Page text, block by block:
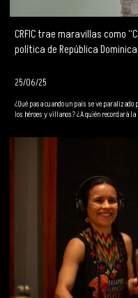
CRFIC trae maravillas como
política de República
25/06/25
¿Qué pasa cuando un país se ve
los héroes y villanos? ¿A quién recordará la